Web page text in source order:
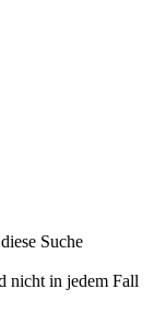
Suche
nicht in jedem Fall